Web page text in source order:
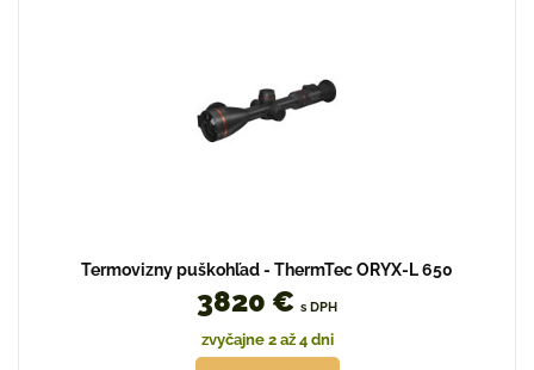
Termovizny puškohľad - ThermTec ORYX-L 650
3820 € s DPH
zvyčajne 2 až 4 dni